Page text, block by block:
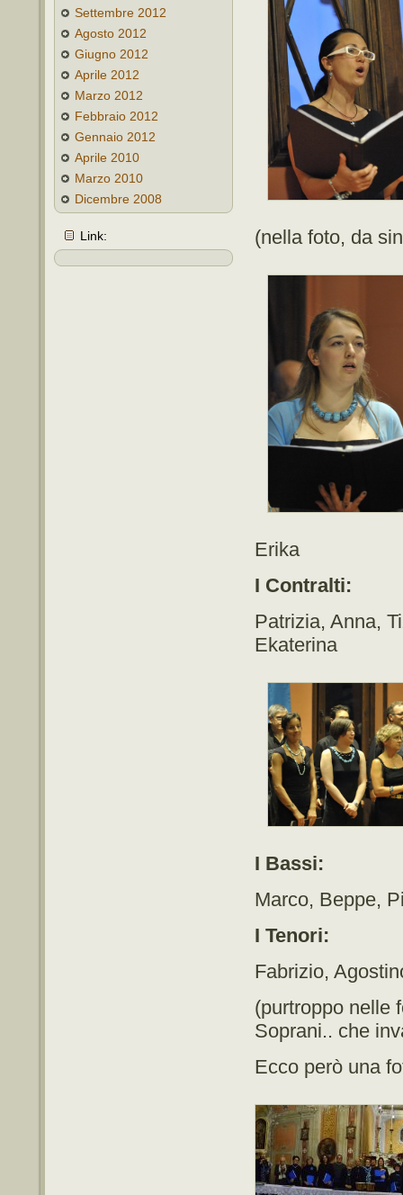
Settembre 2012
Agosto 2012
Giugno 2012
Aprile 2012
Marzo 2012
Febbraio 2012
Gennaio 2012
Aprile 2010
Marzo 2010
Dicembre 2008
Link: (nella foto, da
Erika
I Contralti:
Patrizia, Anna,
Ekaterina
I Bassi:
Marco, Beppe,
I Tenori:
Fabrizio,
(purtroppo nelle
Soprani.. che
Ecco però una